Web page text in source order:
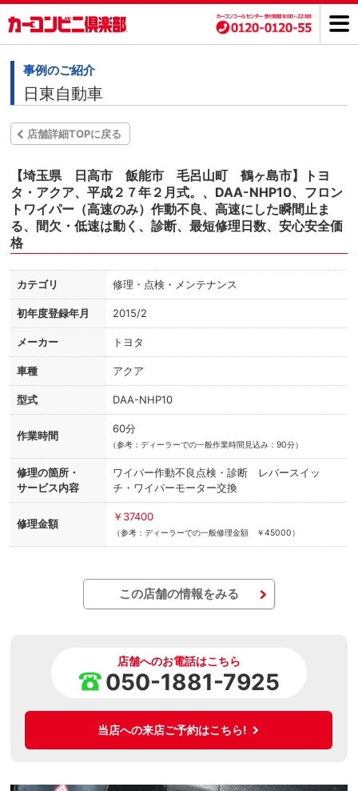
事例のご紹介
日東自動車
店舗詳細TOPに戻る
【埼玉県 日高市 飯能市 毛呂山町 鶴ヶ島市】トヨ
タ・アクア、平成２７年２月式。、DAA-NHP10、フロン
トワイパー（高速のみ）作動不良、高速にした瞬間止ま
る、間欠・低速は動く、診断、最短修理日数、安心安全価
格
カテゴリ 修理・点検・メンテナンス
初年度登録年月 2015/2
メーカー トヨタ
車種 アクア
型式 DAA-NHP10
作業時間
60分
（参考：ディーラーでの一般作業時間見込み：90分）
修理の箇所・
サービス内容
ワイパー作動不良点検・診断 レバースイッ
チ・ワイパーモーター交換
修理金額
￥37400
（参考：ディーラーでの一般修理金額 ￥45000）
この店舗の情報をみる
店舗へのお電話はこちら
050-1881-7925
当店への来店ご予約はこちら!